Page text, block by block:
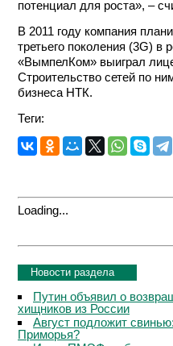
потенциал для роста», –
В 2011 году компания
третьего поколения (3G) в
«ВымпелКом» выиграл
Строительство сетей по
бизнеса НТК.
Теги:
Loading...
Новости раздела
Путин объявил о
хищников из России
Август подложит
Приморья?